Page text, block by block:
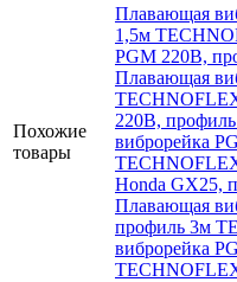
Похожие
товары
Плавающая
1,5м
PGM 220В,
Плавающая
220В,
виброрейка
Honda GX25,
Плавающая
профиль 3м
виброрейка